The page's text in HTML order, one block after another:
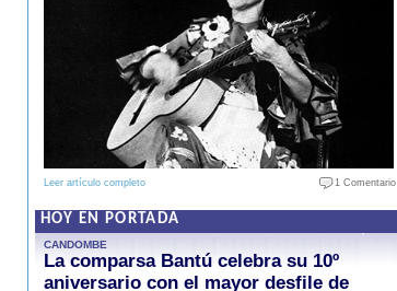
Leer artículo completo 1 Comentario
HOY EN PORTADA
CANDOMBE
La comparsa Bantú celebra su 10º
aniversario con el mayor desfile de